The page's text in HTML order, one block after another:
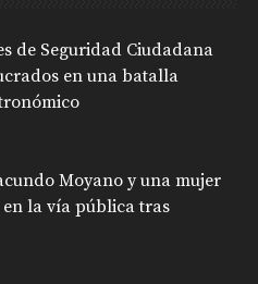
de Seguridad Ciudadana
en una batalla
Moyano y una mujer
la vía pública tras